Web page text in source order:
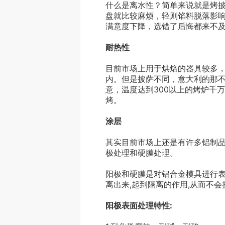
什么是离水性？简单来说就是烤
盘就比较麻烦，轻则馅料脱落影
满意度下降，选错了后悔都来不
耐热性
目前市场上用于烘焙的器具较多
内。但是披萨不同，意大利的那
意，温度达到300以上的烤炉千
烤。
涂层
其实目前市场上还是有许多铝制
极处理和硬膜处理。
阳极和硬膜是对铝合金模具进行
离出来,起到隔离的作用,从而不
阳极表面处理特性: